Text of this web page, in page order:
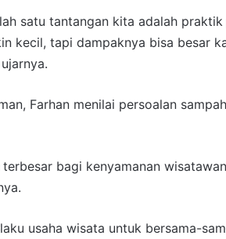
satu tantangan kita adalah
kecil, tapi dampaknya bisa besar
Farhan menilai persoalan
terbesar bagi kenyamanan
usaha wisata untuk bersama-